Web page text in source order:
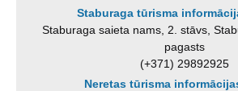
Staburaga tūrisma
Staburaga saieta nams, 2. stāvs,
pagasts
(+371) 29892925
Neretas tūrisma